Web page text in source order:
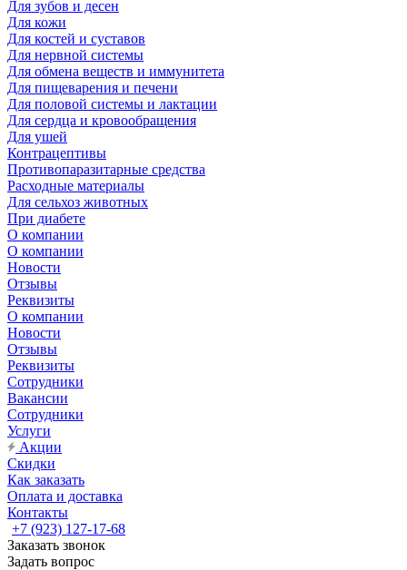
Для зубов и десен
Для кожи
Для костей и суставов
Для нервной системы
Для обмена веществ и иммунитета
Для пищеварения и печени
Для половой системы и лактации
Для сердца и кровообращения
Для ушей
Контрацептивы
Противопаразитарные средства
Расходные материалы
Для сельхоз животных
При диабете
О компании
О компании
Новости
Отзывы
Реквизиты
О компании
Новости
Отзывы
Реквизиты
Сотрудники
Вакансии
Сотрудники
Услуги
Акции
Скидки
Как заказать
Оплата и доставка
Контакты
+7 (923) 127-17-68
Заказать звонок
Задать вопрос